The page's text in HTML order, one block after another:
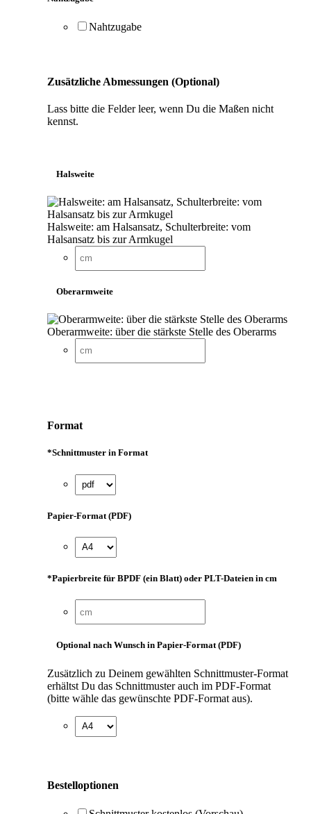
Nahtzugabe
Zusätzliche Abmessungen (Optional)
Lass bitte die Felder leer, wenn Du die Maßen nicht
kennst.
Halsweite
Halsweite: am Halsansatz, Schulterbreite: vom
Halsansatz bis zur Armkugel
Oberarmweite
Oberarmweite: über die stärkste Stelle des Oberarms
Format
*Schnittmuster in Format
Papier-Format (PDF)
*Papierbreite für BPDF (ein Blatt) oder PLT-Dateien in cm
Optional nach Wunsch in Papier-Format (PDF)
Zusätzlich zu Deinem gewählten Schnittmuster-Format
erhältst Du das Schnittmuster auch im PDF-Format
(bitte wähle das gewünschte PDF-Format aus).
Bestelloptionen